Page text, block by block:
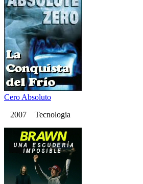
Cero Absoluto
2007 Tecnologia